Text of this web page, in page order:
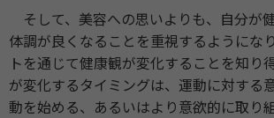
そして、美容への思いよりも、自分が
体調が良くなることを重視するようにな
トを通じて健康観が変化することを知り
が変化するタイミングは、運動に対する
動を始める、あるいはより意欲的に取り